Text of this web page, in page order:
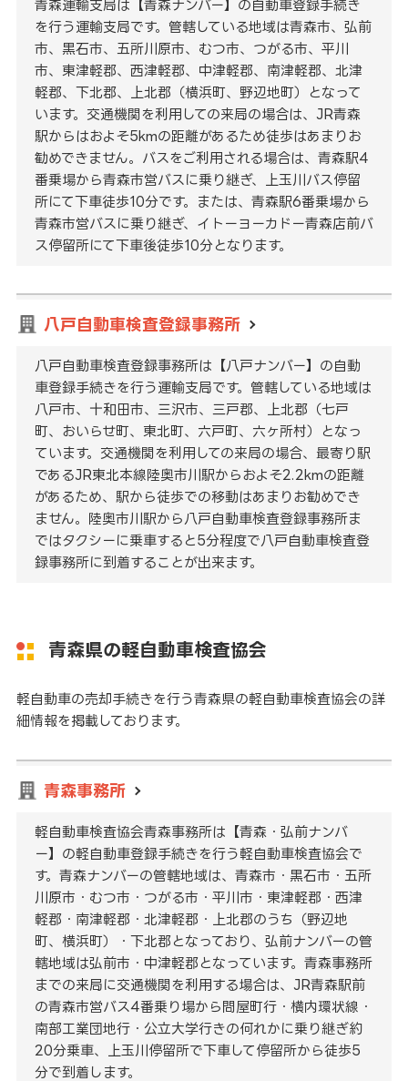
青森運輸支局は【青森ナンバー】の自動車登録手続き
を行う運輸支局です。管轄している地域は青森市、弘前
市、黒石市、五所川原市、むつ市、つがる市、平川
市、東津軽郡、西津軽郡、中津軽郡、南津軽郡、北津
軽郡、下北郡、上北郡（横浜町、野辺地町）となって
います。交通機関を利用しての来局の場合は、JR青森
駅からはおよそ5kmの距離があるため徒歩はあまりお
勧めできません。バスをご利用される場合は、青森駅4
番乗場から青森市営バスに乗り継ぎ、上玉川バス停留
所にて下車徒歩10分です。または、青森駅6番乗場から
青森市営バスに乗り継ぎ、イトーヨーカドー青森店前バ
ス停留所にて下車後徒歩10分となります。
八戸自動車検査登録事務所
八戸自動車検査登録事務所は【八戸ナンバー】の自動
車登録手続きを行う運輸支局です。管轄している地域は
八戸市、十和田市、三沢市、三戸郡、上北郡（七戸
町、おいらせ町、東北町、六戸町、六ヶ所村）となっ
ています。交通機関を利用しての来局の場合、最寄り駅
であるJR東北本線陸奥市川駅からおよそ2.2kmの距離
があるため、駅から徒歩での移動はあまりお勧めでき
ません。陸奥市川駅から八戸自動車検査登録事務所ま
ではタクシーに乗車すると5分程度で八戸自動車検査登
録事務所に到着することが出来ます。
青森県の軽自動車検査協会
軽自動車の売却手続きを行う青森県の軽自動車検査協会の詳
細情報を掲載しております。
青森事務所
軽自動車検査協会青森事務所は【青森・弘前ナンバ
ー】の軽自動車登録手続きを行う軽自動車検査協会で
す。青森ナンバーの管轄地域は、青森市・黒石市・五所
川原市・むつ市・つがる市・平川市・東津軽郡・西津
軽郡・南津軽郡・北津軽郡・上北郡のうち（野辺地
町、横浜町）・下北郡となっており、弘前ナンバーの管
轄地域は弘前市・中津軽郡となっています。青森事務所
までの来局に交通機関を利用する場合は、JR青森駅前
の青森市営バス4番乗り場から問屋町行・横内環状線・
南部工業団地行・公立大学行きの何れかに乗り継ぎ約
20分乗車、上玉川停留所で下車して停留所から徒歩5
分で到着します。